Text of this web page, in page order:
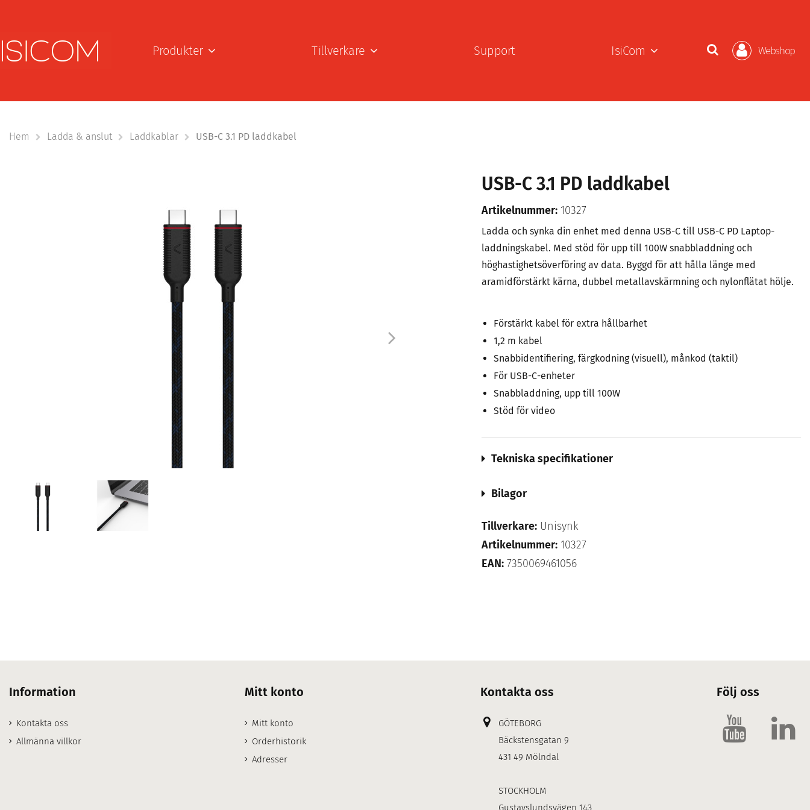
Produkter Tillverkare Support IsiCom Webshop
Hem Ladda & anslut Laddkablar USB-C 3.1 PD laddkabel
USB-C 3.1 PD laddkabel
Artikelnummer: 10327
Ladda och synka din enhet med denna USB-C till USB-C PD Laptop-
laddningskabel. Med stöd för upp till 100W snabbladdning och
höghastighetsöverföring av data. Byggd för att hålla länge med
aramidförstärkt kärna, dubbel metallavskärmning och nylonflätat hölje.
Förstärkt kabel för extra hållbarhet
1,2 m kabel
Snabbidentifiering, färgkodning (visuell), månkod (taktil)
För USB-C-enheter
Snabbladdning, upp till 100W
Stöd för video
Tekniska specifikationer
Bilagor
Tillverkare: Unisynk
Artikelnummer: 10327
EAN: 7350069461056
Information
Kontakta oss
Allmänna villkor
Mitt konto
Mitt konto
Orderhistorik
Adresser
Kontakta oss
GÖTEBORG
Bäckstensgatan 9
431 49 Mölndal
STOCKHOLM
Gustavslundsvägen 143
Följ oss